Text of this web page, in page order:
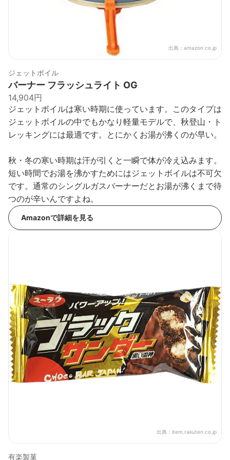
出典： amazon.co.jp
ジェットボイル
バーナー フラッシュライト OG
14,904円
ジェットボイルは寒い時期に使っています。このタイプは
ジェットボイルの中でもかなり軽量モデルで、秋登山・ト
レッキングには最適です。とにかくお湯が沸くのが早い。
秋・冬の寒い時期は汗が引くと一瞬で体が冷え込みます。
短い時間でお湯を沸かすためにはジェットボイルは不可欠
です。通常のシングルガスバーナーだとお湯が沸くまで待
つのが辛いんですよね。
Amazonで詳細を見る
出典： item.rakuten.co.jp
有楽製菓